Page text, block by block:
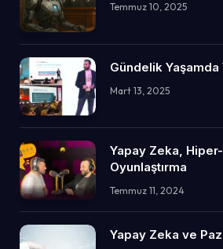
Temmuz 10, 2025
Gündelik Yaşamda
Mart 13, 2025
Yapay Zeka,
Oyunlaştırma
Temmuz 11, 2024
Yapay Zeka ve